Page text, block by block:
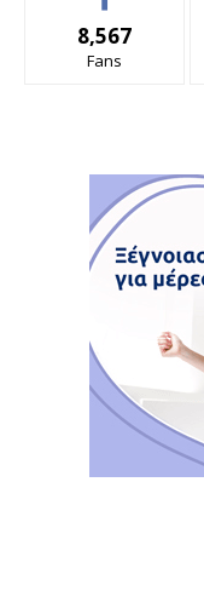
8,567
Fans